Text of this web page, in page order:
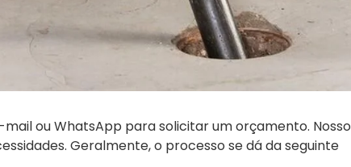
ou WhatsApp para solicitar um orçamento. Nosso
Geralmente, o processo se dá da seguinte